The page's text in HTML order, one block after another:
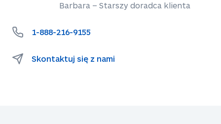
Barbara – Starszy doradca klienta
1-888-216-9155
Skontaktuj się z nami